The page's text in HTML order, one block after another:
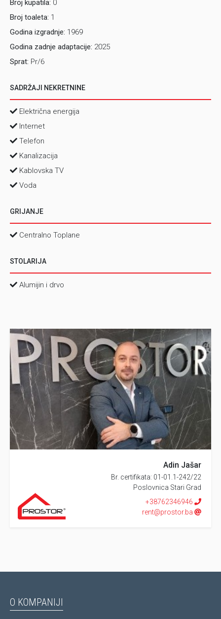
Broj kupatila: 0
Broj toaleta: 1
Godina izgradnje: 1969
Godina zadnje adaptacije: 2025
Sprat: Pr/6
SADRŽAJI NEKRETNINE
Električna energija
Internet
Telefon
Kanalizacija
Kablovska TV
Voda
GRIJANJE
Centralno Toplane
STOLARIJA
Alumijin i drvo
Adin Jašar
Br. certifikata: 01-01.1-242/22
Poslovnica Stari Grad
+38762346946
rent@prostor.ba
O KOMPANIJI